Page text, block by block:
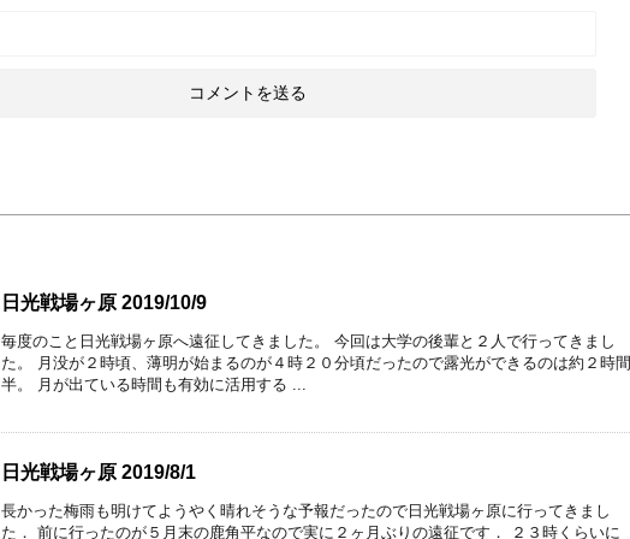
日光戦場ヶ原 2019/10/9
毎度のこと日光戦場ヶ原へ遠征してきました。 今回は大学の後輩と２人で行ってきまし
た。 月没が２時頃、薄明が始まるのが４時２０分頃だったので露光ができるのは約２時間
半。 月が出ている時間も有効に活用する ...
日光戦場ヶ原 2019/8/1
長かった梅雨も明けてようやく晴れそうな予報だったので日光戦場ヶ原に行ってきまし
た． 前に行ったのが５月末の鹿角平なので実に２ヶ月ぶりの遠征です． ２３時くらいに